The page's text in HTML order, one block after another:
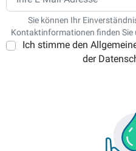
Sie können Ihr
Kontaktinformationen finden Sie
Ich stimme den
der